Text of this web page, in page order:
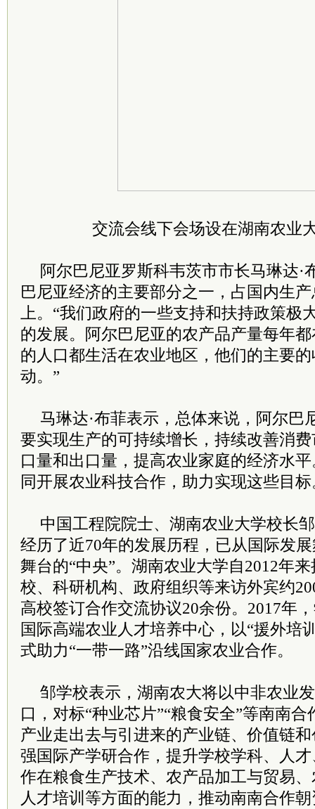
交流会线下会场设在湖南农业
阿尔巴尼亚罗斯科韦茨市市长马琳达·
巴尼亚经济的主要部分之一，占国内生
上。“我们政府的一些支持和扶持政策极
的发展。阿尔巴尼亚的农产品产量每年
的人口都生活在农业地区，他们的主要
动。”
马琳达·布菲表示，总体来说，阿尔巴
要实现生产的可持续增长，持续改善消
口量和出口量，提高农业家庭的经济水
同开展农业科技合作，助力实现这些目标
中国工程院院士、湖南农业大学校长
经历了近70年的发展历程，已从国际发
舞台的“中央”。湖南农业大学自2012年
校、科研机构、政府组织等来访外宾约
高校签订合作交流协议20余份。2017年
国际高端农业人才培养中心，以“援外培
式助力“一带一路”沿线国家农业合作。
邹学校表示，湖南农大将以中非农业
口，对标“种业芯片”“粮食安全”等南南
产业走出去与引进来的产业链、价值链
强国际产学研合作，提升学校学科、人
作在粮食生产技术、农产品加工与贸易
人才培训等方面的能力，推动南南合作